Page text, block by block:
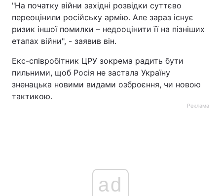
"На початку війни західні розвідки суттєво
переоцінили російську армію. Але зараз існує
ризик іншої помилки – недооцінити її на пізніших
етапах війни", - заявив він.
Екс-співробітник ЦРУ зокрема радить бути
пильними, щоб Росія не застала Україну
зненацька новими видами озброєння, чи новою
тактикою.
Реклама
ad